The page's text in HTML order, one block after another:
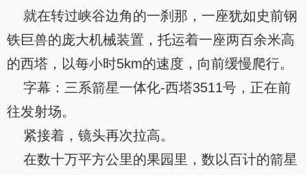
就在转过峡谷边角的一刹那，一座犹如史前钢
铁巨兽的庞大机械装置，托运着一座两百余米高
的西塔，以每小时5km的速度，向前缓慢爬行。
字幕：三系箭星一体化-西塔3511号，正在前
往发射场。
紧接着，镜头再次拉高。
在数十万平方公里的果园里，数以百计的箭星